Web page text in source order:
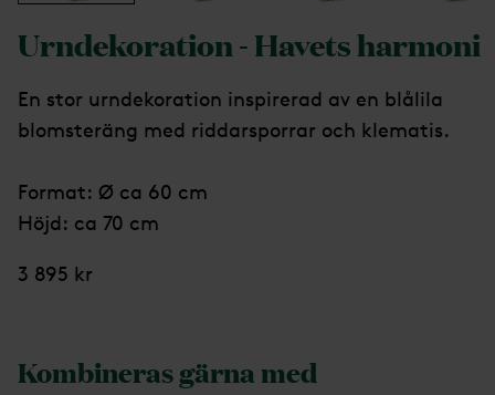
Urndekoration - Havets harmoni
En stor urndekoration inspirerad av en blålila
blomsteräng med riddarsporrar och klematis.
Format: Ø ca 60 cm
Höjd: ca 70 cm
3 895 kr
Kombineras gärna med